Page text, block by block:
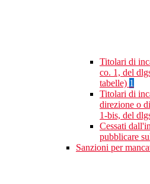
Titolari di
co. 1, del
tabelle) 1
Titolari di
direzione o
1-bis, del
Cessati
pubblicare
Sanzioni per